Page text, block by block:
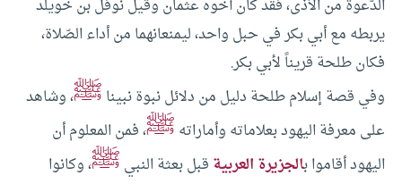
الدّعوة من الأذى، فقد كان أخوه عثمان وقيل نوفل بن خويلد
يربطه مع أبي بكر في حبل واحد، ليمنعانهما من أداء الصّلاة،
فكان طلحة قريناً لأبي بكر.
وفي قصة إسلام طلحة دليل من دلائل نبوة نبينا ﷺ، وشاهد
على معرفة اليهود بعلاماته وأماراته ﷺ، فمن المعلوم أن
اليهود أقاموا بالجزيرة العربية قبل بعثة النبي ﷺ، وكانوا